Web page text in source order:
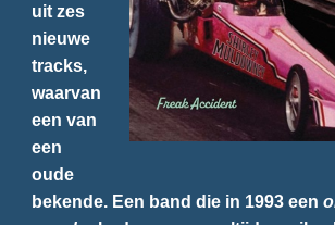
uit zes
nieuwe
tracks,
waarvan
een van
een
oude
bekende. Een band die in 1993 een